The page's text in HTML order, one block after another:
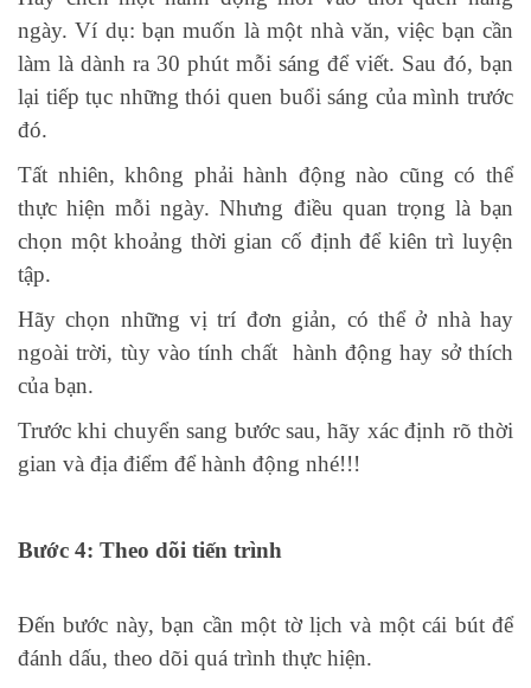
ngày. Ví dụ: bạn muốn là một nhà văn, việc bạn cần
làm là dành ra 30 phút mỗi sáng để viết. Sau đó, bạn
lại tiếp tục những thói quen buổi sáng của mình trước
đó.
Tất nhiên, không phải hành động nào cũng có thể
thực hiện mỗi ngày. Nhưng điều quan trọng là bạn
chọn một khoảng thời gian cố định để kiên trì luyện
tập.
Hãy chọn những vị trí đơn giản, có thể ở nhà hay
ngoài trời, tùy vào tính chất hành động hay sở thích
của bạn.
Trước khi chuyển sang bước sau, hãy xác định rõ thời
gian và địa điểm để hành động nhé!!!
Bước 4: Theo dõi tiến trình
Đến bước này, bạn cần một tờ lịch và một cái bút để
đánh dấu, theo dõi quá trình thực hiện.